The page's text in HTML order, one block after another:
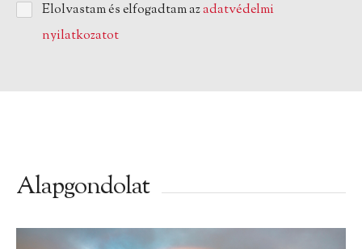
Elolvastam és elfogadtam azadatvédelmi
nyilatkozatot
Alapgondolat